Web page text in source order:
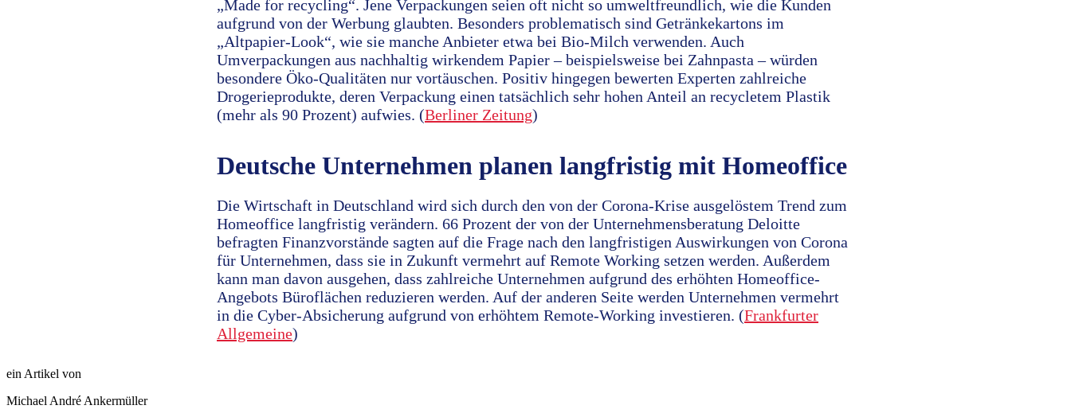
„Made for recycling“. Jene Verpackungen seien oft nicht so umweltfreundlich, wie die Kunden
aufgrund von der Werbung glaubten. Besonders problematisch sind Getränkekartons im
„Altpapier-Look“, wie sie manche Anbieter etwa bei Bio-Milch verwenden. Auch
Umverpackungen aus nachhaltig wirkendem Papier – beispielsweise bei Zahnpasta – würden
besondere Öko-Qualitäten nur vortäuschen. Positiv hingegen bewerten Experten zahlreiche
Drogerieprodukte, deren Verpackung einen tatsächlich sehr hohen Anteil an recycletem Plastik
(mehr als 90 Prozent) aufwies. (Berliner Zeitung)
Deutsche Unternehmen planen langfristig mit Homeoffice
Die Wirtschaft in Deutschland wird sich durch den von der Corona-Krise ausgelöstem Trend zum
Homeoffice langfristig verändern. 66 Prozent der von der Unternehmensberatung Deloitte
befragten Finanzvorstände sagten auf die Frage nach den langfristigen Auswirkungen von Corona
für Unternehmen, dass sie in Zukunft vermehrt auf Remote Working setzen werden. Außerdem
kann man davon ausgehen, dass zahlreiche Unternehmen aufgrund des erhöhten Homeoffice-
Angebots Büroflächen reduzieren werden. Auf der anderen Seite werden Unternehmen vermehrt
in die Cyber-Absicherung aufgrund von erhöhtem Remote-Working investieren. (Frankfurter
Allgemeine)
ein Artikel von
Michael André Ankermüller